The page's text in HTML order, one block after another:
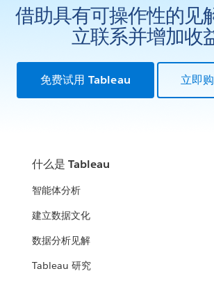
借助具有可操作性的见
立联系并增加收
免费试用 Tableau 立即
什么是 Tableau
智能体分析
建立数据文化
数据分析见解
Tableau 研究